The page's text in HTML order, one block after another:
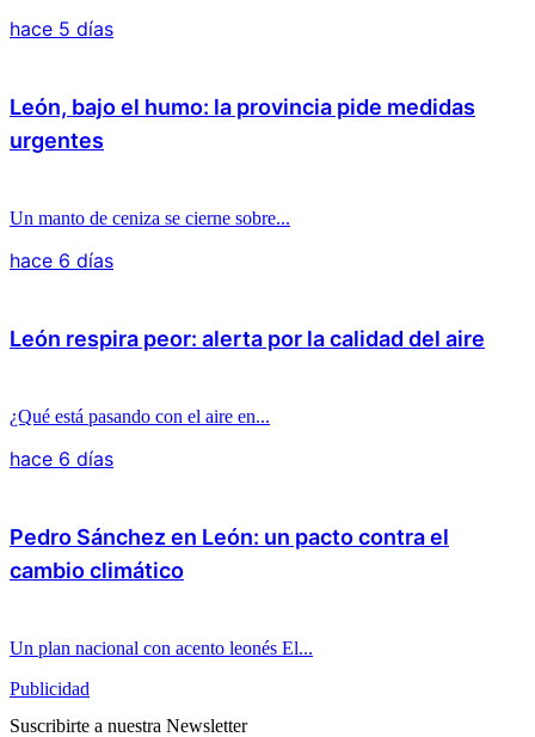
hace 5 días
León, bajo el humo: la provincia pide medidas
urgentes
Un manto de ceniza se cierne sobre...
hace 6 días
León respira peor: alerta por la calidad del aire
¿Qué está pasando con el aire en...
hace 6 días
Pedro Sánchez en León: un pacto contra el
cambio climático
Un plan nacional con acento leonés El...
Publicidad
Suscribirte a nuestra Newsletter